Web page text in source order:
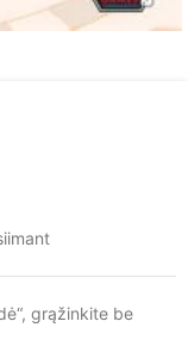
grąžinkite be